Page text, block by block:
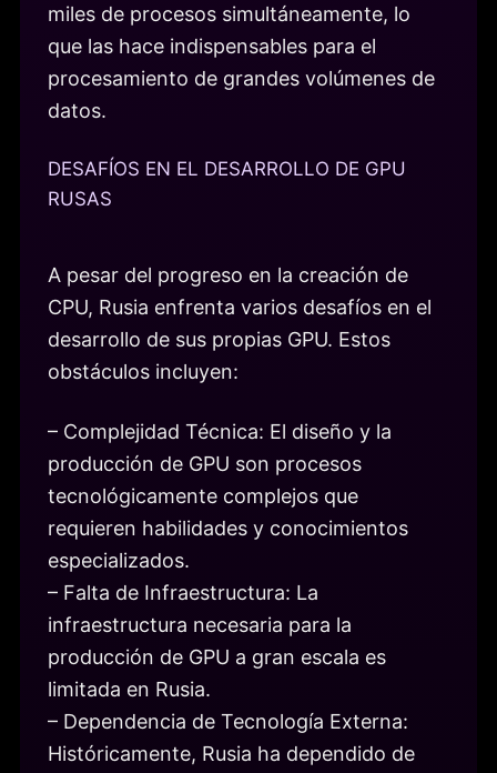
miles de procesos simultáneamente, lo
que las hace indispensables para el
procesamiento de grandes volúmenes de
datos.
DESAFÍOS EN EL DESARROLLO DE GPU
RUSAS
A pesar del progreso en la creación de
CPU, Rusia enfrenta varios desafíos en el
desarrollo de sus propias GPU. Estos
obstáculos incluyen:
– Complejidad Técnica: El diseño y la
producción de GPU son procesos
tecnológicamente complejos que
requieren habilidades y conocimientos
especializados.
– Falta de Infraestructura: La
infraestructura necesaria para la
producción de GPU a gran escala es
limitada en Rusia.
– Dependencia de Tecnología Externa:
Históricamente, Rusia ha dependido de